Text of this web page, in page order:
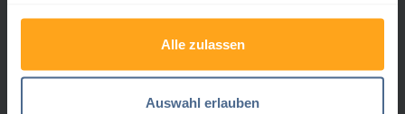
Alle zulassen
Auswahl erlauben